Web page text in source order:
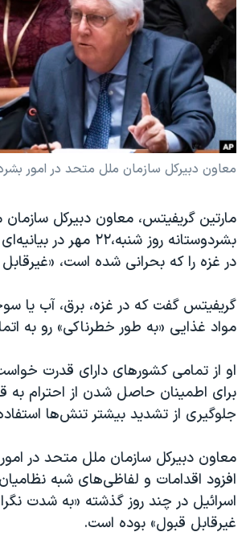
فرهنگ و زندگی
حقوق شهروندی
اقتصادی
علم و فناوری
اسرائیل در جنگ
گالری عکس
مستندها
انتخابات ریاست جمهوری آمریکا ۲۰۲۴
حمله جمهوری اسلامی به اسرائیل
رمز مهسا
ورزش زنان در ایران
اعتراضات زن، زندگی، آزادی
تریبونال مردمی آبان ۹۸
دادگاه حمید نوری
قانون شفافیت دارائی کادر رهبری ایران
اعتراضات مردمی آبان ۹۸
اسرائیل در جنگ
نرگس محمدی برنده جایزه نوبل صلح
همایش محافظه‌کاران آمریکا «سی‌پک»
صفحه‌های ویژه
سفر پرزیدنت ترامپ به چین
دنبال کنید
زبانهای مختلف
معاون دبیرکل سازمان ملل متحد در امور
مارتین گریفیتس، معاون دبیرکل
بشردوستانه روز شنبه،۲۲
در غزه را که بحرانی شده است، «غیرقابل
گریفیتس گفت که در غزه، برق، آب یا
مواد غذایی «به طور خطرناکی» رو به
او‌ از تمامی کشورهای دارای قدرت
برای اطمینان حاصل شدن از احترام به
جلوگیری از تشدید بیشتر تنش‌ها
معاون دبیرکل سازمان ملل متحد در
افزود اقدامات و لفاظی‌های شبه
اسرائیل در چند روز گذشته «به شدت
غیرقابل قبول» بوده است.